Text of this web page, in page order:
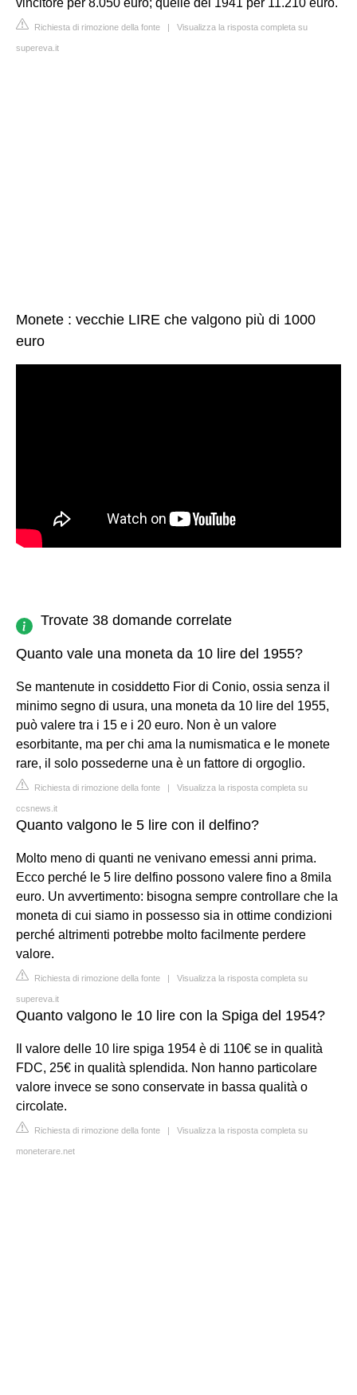
vincitore per 8.050 euro; quelle del 1941 per 11.210 euro.
Richiesta di rimozione della fonte | Visualizza la risposta completa su
supereva.it
Monete : vecchie LIRE che valgono più di 1000
euro
Trovate 38 domande correlate
Quanto vale una moneta da 10 lire del 1955?
Se mantenute in cosiddetto Fior di Conio, ossia senza il
minimo segno di usura, una moneta da 10 lire del 1955,
può valere tra i 15 e i 20 euro. Non è un valore
esorbitante, ma per chi ama la numismatica e le monete
rare, il solo possederne una è un fattore di orgoglio.
Richiesta di rimozione della fonte | Visualizza la risposta completa su
ccsnews.it
Quanto valgono le 5 lire con il delfino?
Molto meno di quanti ne venivano emessi anni prima.
Ecco perché le 5 lire delfino possono valere fino a 8mila
euro. Un avvertimento: bisogna sempre controllare che la
moneta di cui siamo in possesso sia in ottime condizioni
perché altrimenti potrebbe molto facilmente perdere
valore.
Richiesta di rimozione della fonte | Visualizza la risposta completa su
supereva.it
Quanto valgono le 10 lire con la Spiga del 1954?
Il valore delle 10 lire spiga 1954 è di 110€ se in qualità
FDC, 25€ in qualità splendida. Non hanno particolare
valore invece se sono conservate in bassa qualità o
circolate.
Richiesta di rimozione della fonte | Visualizza la risposta completa su
moneterare.net